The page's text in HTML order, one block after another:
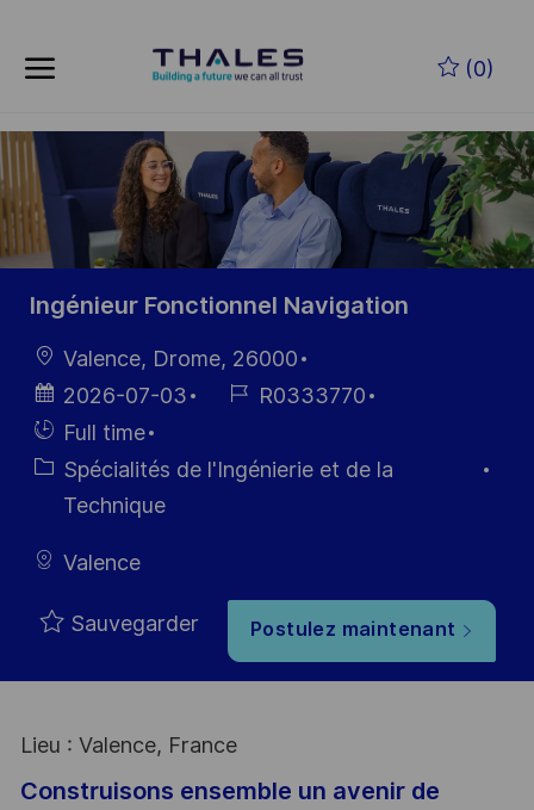
(0)
-
Ingénieur Fonctionnel Navigation
localisation
Valence, Drome, 26000
Date
d’affichage
2026-07-03
Référence
R0333770
Hiring
Type
Full time
Catégorie
Spécialités de l'Ingénierie et de la
Technique
Valence
Sauvegarder Postulez maintenant
Lieu : Valence, France
Construisons ensemble un avenir de